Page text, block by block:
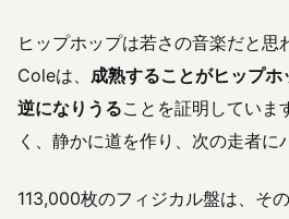
ヒップホップは若さの音楽だと思
Coleは、 成熟することがヒップ
逆になりうることを証明していま
く、静かに道を作り、次の走者に
113,000枚のフィジカル盤は、そ